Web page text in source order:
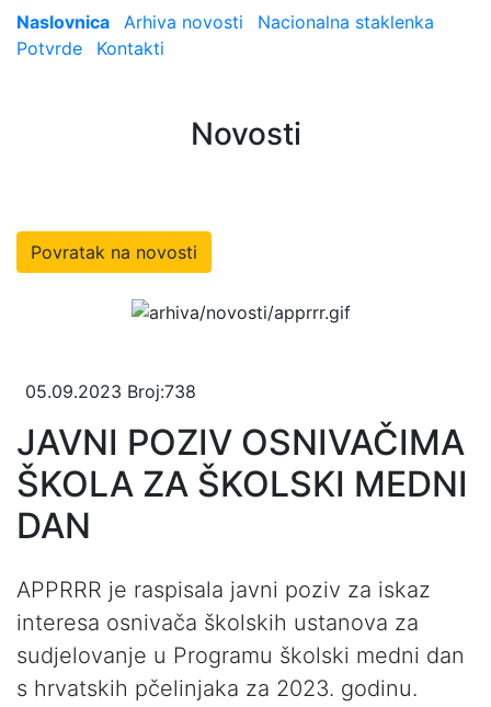
Naslovnica Arhiva novosti
Nacionalna staklenka
Potvrde
Kontakti
Novosti
Povratak na novosti
05.09.2023 Broj:738
JAVNI POZIV OSNIVAČIMA
ŠKOLA ZA ŠKOLSKI MEDNI
DAN
APPRRR je raspisala javni poziv za iskaz
interesa osnivača školskih ustanova za
sudjelovanje u Programu školski medni dan
s hrvatskih pčelinjaka za 2023. godinu.